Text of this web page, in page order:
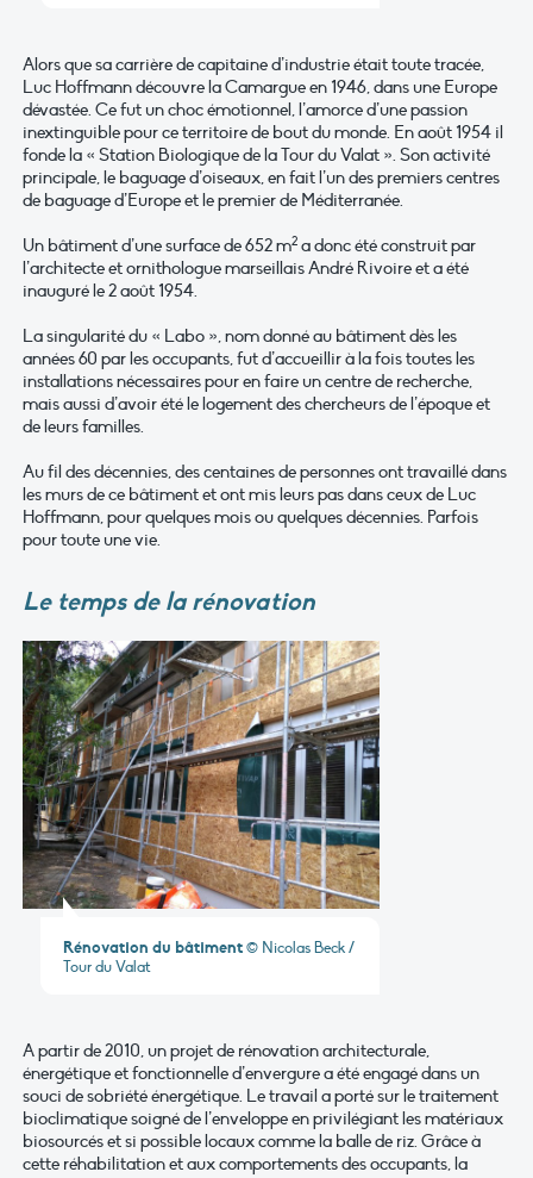
Alors que sa carrière de capitaine d’industrie était toute tracée,
Luc Hoffmann découvre la Camargue en 1946, dans une Europe
dévastée. Ce fut un choc émotionnel, l’amorce d’une passion
inextinguible pour ce territoire de bout du monde. En août 1954 il
fonde la « Station Biologique de la Tour du Valat ». Son activité
principale, le baguage d’oiseaux, en fait l’un des premiers centres
de baguage d’Europe et le premier de Méditerranée.
Un bâtiment d’une surface de 652 m2 a donc été construit par
l’architecte et ornithologue marseillais André Rivoire et a été
inauguré le 2 août 1954.
La singularité du « Labo », nom donné au bâtiment dès les
années 60 par les occupants, fut d’accueillir à la fois toutes les
installations nécessaires pour en faire un centre de recherche,
mais aussi d’avoir été le logement des chercheurs de l’époque et
de leurs familles.
Au fil des décennies, des centaines de personnes ont travaillé dans
les murs de ce bâtiment et ont mis leurs pas dans ceux de Luc
Hoffmann, pour quelques mois ou quelques décennies. Parfois
pour toute une vie.
Le temps de la rénovation
Rénovation du bâtiment© Nicolas Beck /
Tour du Valat
A partir de 2010, un projet de rénovation architecturale,
énergétique et fonctionnelle d’envergure a été engagé dans un
souci de sobriété énergétique. Le travail a porté sur le traitement
bioclimatique soigné de l’enveloppe en privilégiant les matériaux
biosourcés et si possible locaux comme la balle de riz. Grâce à
cette réhabilitation et aux comportements des occupants, la